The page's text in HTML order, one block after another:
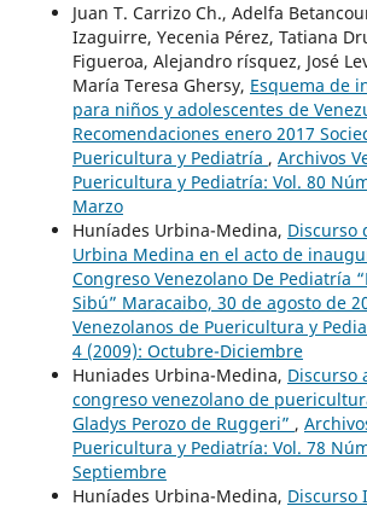
Juan T. Carrizo Ch., Adelfa
Izaguirre, Yecenia Pérez, Tatiana
Figueroa, Alejandro rísquez, José
María Teresa Ghersy, Esquema de
para niños y adolescentes de
Recomendaciones enero 2017
Puericultura y Pediatría , Archivos
Puericultura y Pediatría: Vol. 80
Marzo
Huníades Urbina-Medina, Discurso
Urbina Medina en el acto de
Congreso Venezolano De Pediatría
Sibú” Maracaibo, 30 de agosto de
Venezolanos de Puericultura y
4 (2009): Octubre-Diciembre
Huniades Urbina-Medina, Discurso
congreso venezolano de
Gladys Perozo de Ruggeri” ,
Puericultura y Pediatría: Vol. 78
Septiembre
Huníades Urbina-Medina, Discurso